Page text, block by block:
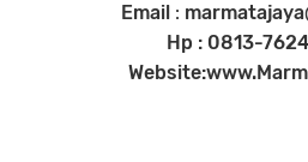
Email:
Hp : 0813-